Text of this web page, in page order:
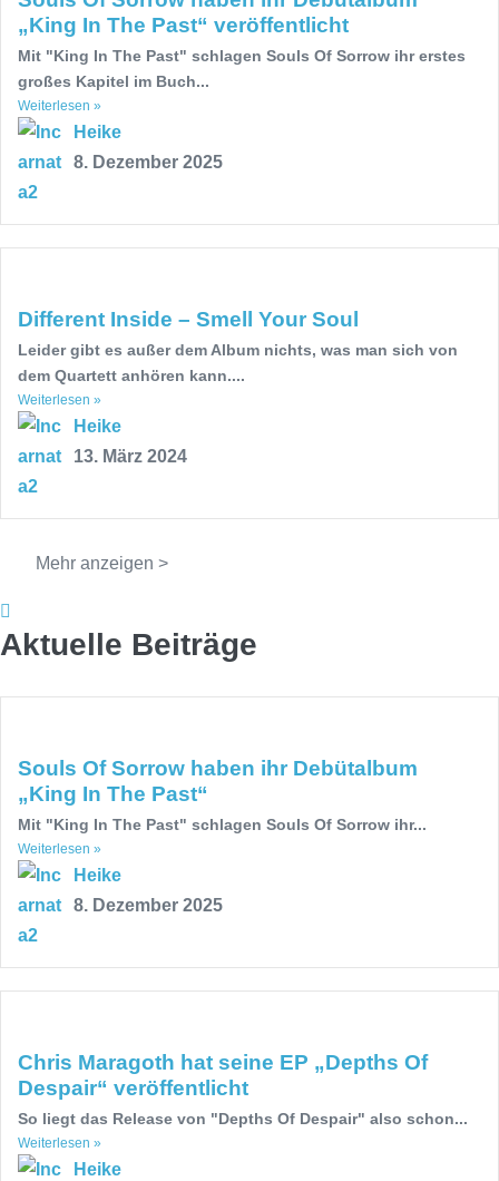
„King In The Past“ veröffentlicht
Mit "King In The Past" schlagen Souls Of Sorrow ihr erstes
großes Kapitel im Buch...
Weiterlesen »
Heike
8. Dezember 2025
Different Inside – Smell Your Soul
Leider gibt es außer dem Album nichts, was man sich von
dem Quartett anhören kann....
Weiterlesen »
Heike
13. März 2024
Mehr anzeigen >
Aktuelle Beiträge
Souls Of Sorrow haben ihr Debütalbum
„King In The Past“
Mit "King In The Past" schlagen Souls Of Sorrow ihr...
Weiterlesen »
Heike
8. Dezember 2025
Chris Maragoth hat seine EP „Depths Of
Despair“ veröffentlicht
So liegt das Release von "Depths Of Despair" also schon...
Weiterlesen »
Heike